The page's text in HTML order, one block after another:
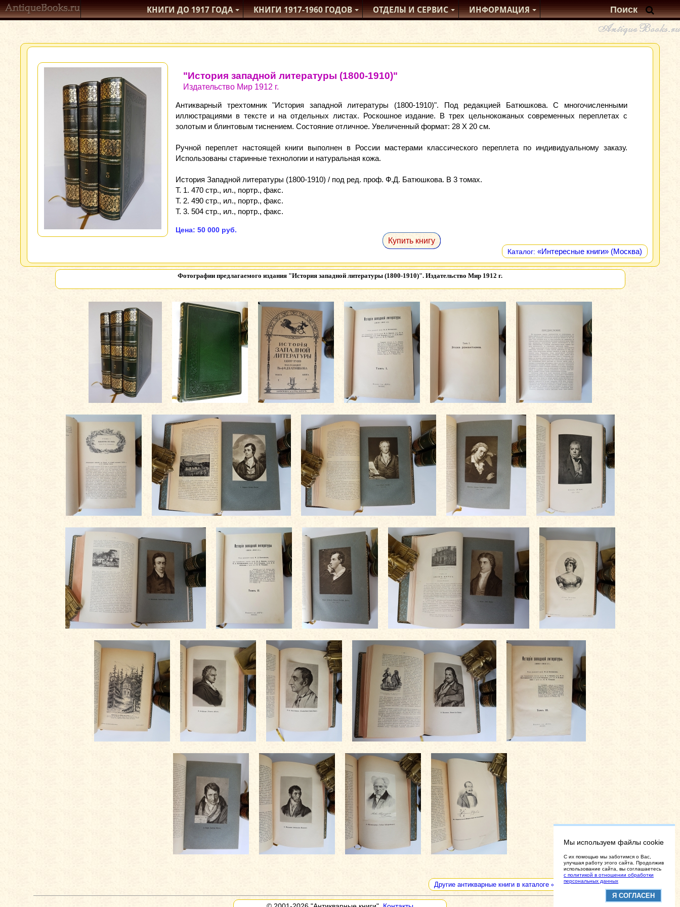
КНИГИ ДО 1917ГОДА КНИГИ1917-1960ГОДОВ ОТДЕЛЫИ СЕРВИС ИНФОРМАЦИЯ
"История западной литературы (1800-1910)"
Издательство Мир 1912 г.
Антикварный трехтомник "История западной литературы (1800-1910)". Под редакцией Батюшкова. С многочисленными
иллюстрациями в тексте и на отдельных листах. Роскошное издание. В трех цельнокожаных современных переплетах с
золотым и блинтовым тиснением. Состояние отличное. Увеличенный формат: 28 Х 20 см.
Ручной переплет настоящей книги выполнен в России мастерами классического переплета по индивидуальному заказу.
Использованы старинные технологии и натуральная кожа.
История Западной литературы (1800-1910) / под ред. проф. Ф.Д. Батюшкова. В 3 томах.
Т. 1. 470 стр., ил., портр., факс.
Т. 2. 490 стр., ил., портр., факс.
Т. 3. 504 стр., ил., портр., факс.
Цена: 50 000 руб.
Купить книгу
Каталог: «Интересные книги» (Москва)
Фотографии предлагаемого издания "История западной литературы (1800-1910)". Издательство Мир 1912 г.
Другие антикварные книги в каталоге «Интересные антикварные книги»
Мы используем файлы cookie
C их помощью мы заботимся о Вас,
улучшая работу этого сайта. Продолжив
использование сайта, вы соглашаетесь
с политикой в отношении обработки
персональных данных
Я СОГЛАСЕН